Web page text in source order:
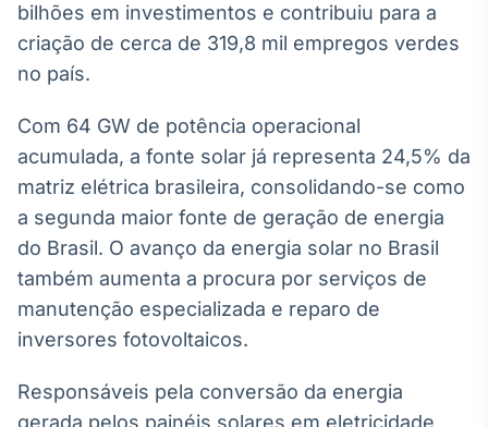
Cotações e
headlines de
notícias
Broadcast
Widgets
Componentes
para conteúdos e
funcionalidades
Broadcast
Wallboard
displays e telas
bilhões em investimentos e contribuiu para a
criação de cerca de 319,8 mil empregos verdes
no país.
Com 64 GW de potência operacional
acumulada, a fonte solar já representa 24,5% da
matriz elétrica brasileira, consolidando-se como
a segunda maior fonte de geração de energia
do Brasil. O avanço da energia solar no Brasil
também aumenta a procura por serviços de
manutenção especializada e reparo de
inversores fotovoltaicos.
Responsáveis pela conversão da energia
gerada pelos painéis solares em eletricidade